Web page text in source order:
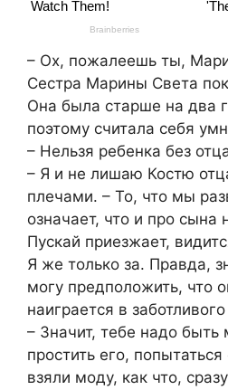
– Ох, пожалеешь ты,
Сестра Марины Света
Она была старше на два
поэтому считала себя
– Нельзя ребенка без
– Я и не лишаю Костю
плечами. – То, что мы
означает, что и про сына
Пускай приезжает,
Я же только за. Правда,
могу предположить, что
наиграется в
– Значит, тебе надо
простить его,
взяли моду, как что,